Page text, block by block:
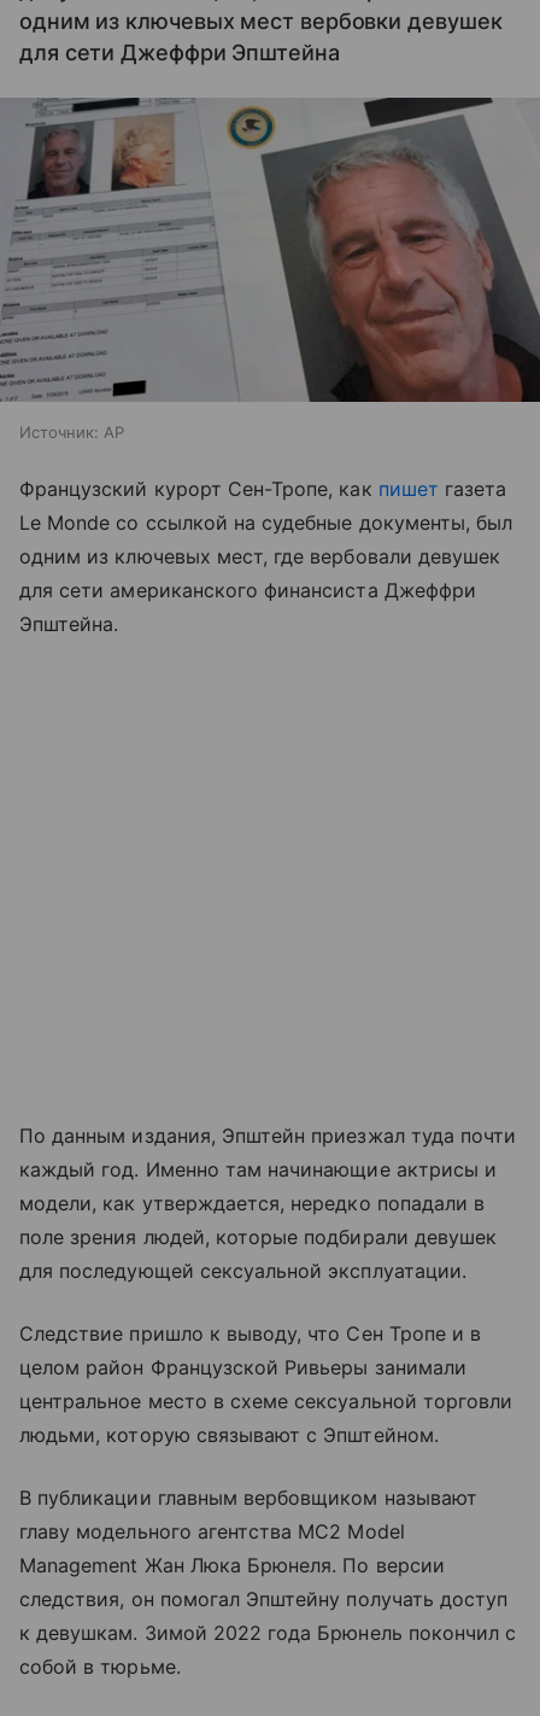
одним из ключевых мест вербовки девушек
для сети Джеффри Эпштейна
Источник: AP
Французский курорт Сен-Тропе, как пишет газета
Le Monde со ссылкой на судебные документы, был
одним из ключевых мест, где вербовали девушек
для сети американского финансиста Джеффри
Эпштейна.
По данным издания, Эпштейн приезжал туда почти
каждый год. Именно там начинающие актрисы и
модели, как утверждается, нередко попадали в
поле зрения людей, которые подбирали девушек
для последующей сексуальной эксплуатации.
Следствие пришло к выводу, что Сен Тропе и в
целом район Французской Ривьеры занимали
центральное место в схеме сексуальной торговли
людьми, которую связывают с Эпштейном.
В публикации главным вербовщиком называют
главу модельного агентства MC2 Model
Management Жан Люка Брюнеля. По версии
следствия, он помогал Эпштейну получать доступ
к девушкам. Зимой 2022 года Брюнель покончил с
собой в тюрьме.